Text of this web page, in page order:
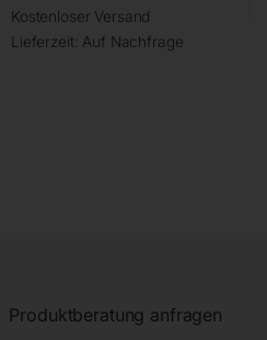
Kostenloser Versand
Lieferzeit: Auf Nachfrage
Produktberatung anfragen